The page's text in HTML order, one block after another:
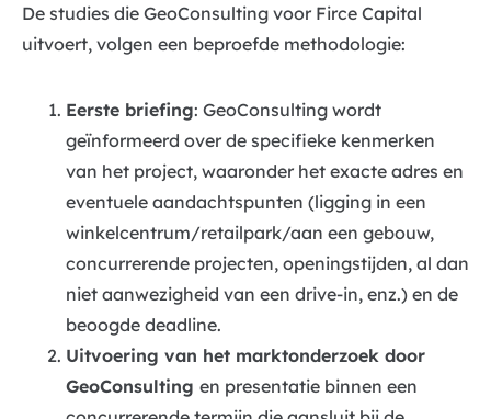
De studies die GeoConsulting voor Firce Capital
uitvoert, volgen een beproefde methodologie:
Eerste briefing: GeoConsulting wordt
geïnformeerd over de specifieke kenmerken
van het project, waaronder het exacte adres en
eventuele aandachtspunten (ligging in een
winkelcentrum/retailpark/aan een gebouw,
concurrerende projecten, openingstijden, al dan
niet aanwezigheid van een drive-in, enz.) en de
beoogde deadline.
Uitvoering van het marktonderzoek door
GeoConsulting en presentatie binnen een